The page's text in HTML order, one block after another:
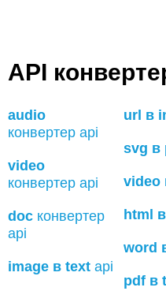
API
audio
конвертер api
video
конвертер api
doc конвертер
api
image в text api
url в
svg в
video
html
word
pdf в